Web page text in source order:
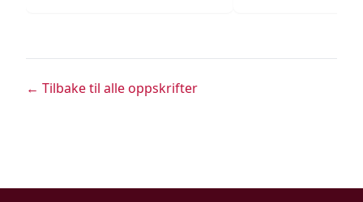
← Tilbake til alle oppskrifter